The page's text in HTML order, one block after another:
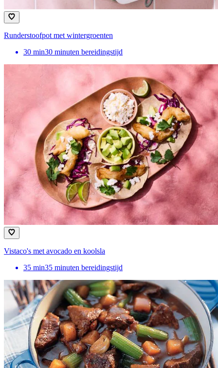
Runderstoofpot met wintergroenten
30 min30 minuten bereidingstijd
Vistaco's met avocado en koolsla
35 min35 minuten bereidingstijd